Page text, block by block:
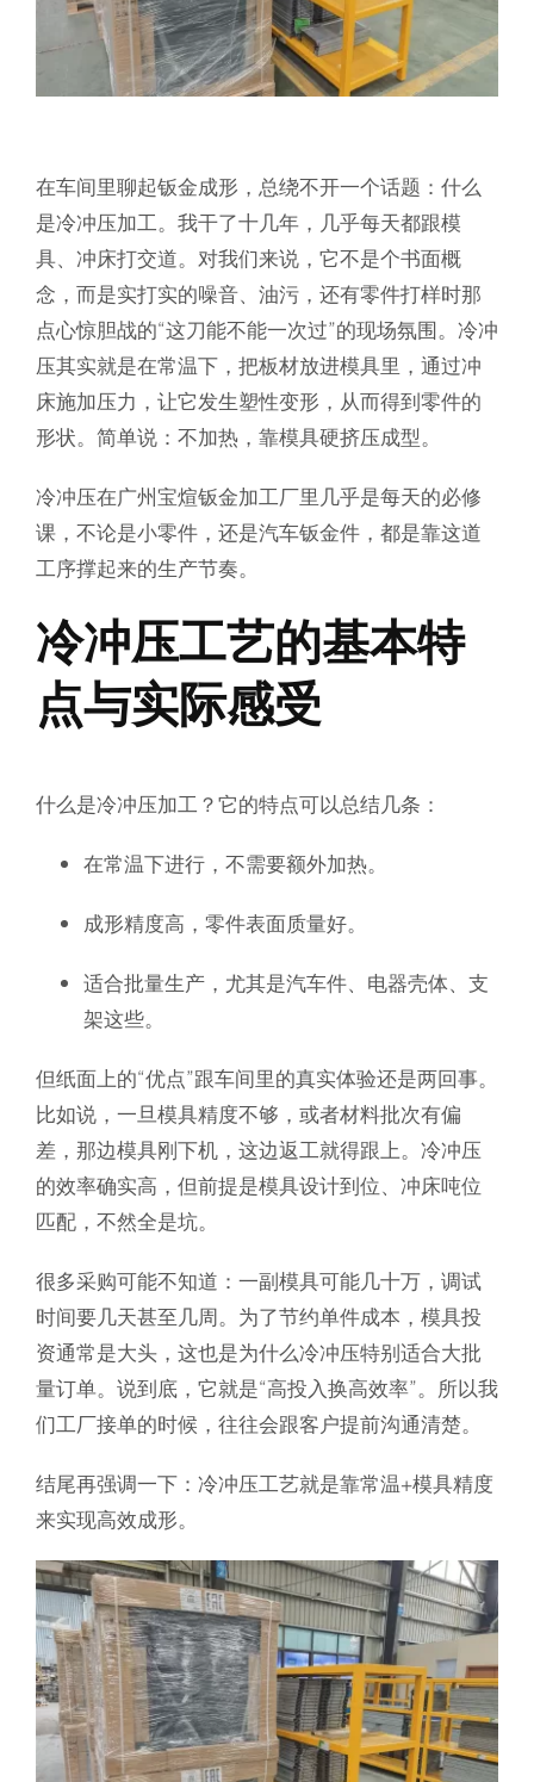
在车间里聊起钣金成形，总绕不开一个话题： 什么
是冷冲压加工。我干了十几年，几乎每天都跟模
具、冲床打交道。对我们来说，它不是个书面概
念，而是实打实的噪音、油污，还有零件打样时那
点心惊胆战的“这刀能不能一次过”的现场氛围。冷冲
压其实就是在常温下，把板材放进模具里，通过冲
床施加压力，让它发生塑性变形，从而得到零件的
形状。简单说：不加热，靠模具硬挤压成型。
冷冲压在广州宝煊钣金加工厂里几乎是每天的必修
课，不论是小零件，还是汽车钣金件，都是靠这道
工序撑起来的生产节奏。
冷冲压工艺的基本特
点与实际感受
什么是冷冲压加工 ？它的特点可以总结几条：
在常温下进行，不需要额外加热。
成形精度高，零件表面质量好。
适合批量生产，尤其是汽车件、电器壳体、支
架这些。
但纸面上的“优点”跟车间里的真实体验还是两回事。
比如说，一旦模具精度不够，或者材料批次有偏
差，那边模具刚下机，这边返工就得跟上。冷冲压
的效率确实高，但前提是模具设计到位、冲床吨位
匹配，不然全是坑。
很多采购可能不知道：一副模具可能几十万，调试
时间要几天甚至几周。为了节约单件成本，模具投
资通常是大头，这也是为什么冷冲压特别适合大批
量订单。说到底，它就是“高投入换高效率”。所以我
们工厂接单的时候，往往会跟客户提前沟通清楚。
结尾再强调一下：冷冲压工艺就是靠常温+模具精度
来实现高效成形。